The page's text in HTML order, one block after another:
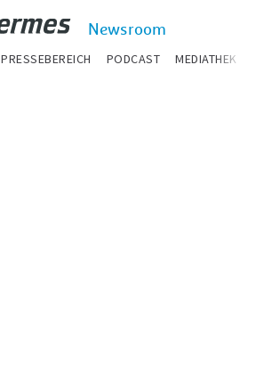
Newsroom
PRESSEBEREICH PODCAST MEDIATHEK